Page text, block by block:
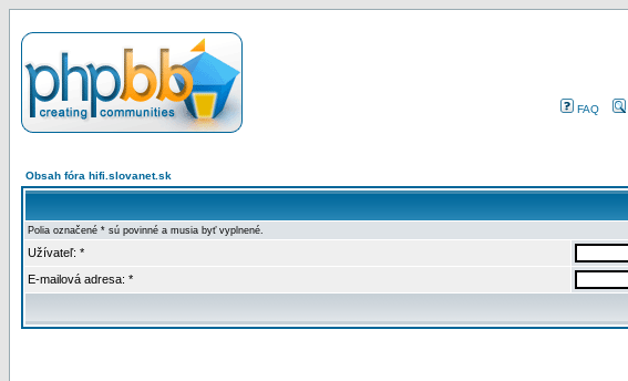
FAQ
Obsah fóra hifi.slovanet.sk
Polia označené * sú povinné a musia byť vyplnené.
Užívateľ: *
E-mailová adresa: *